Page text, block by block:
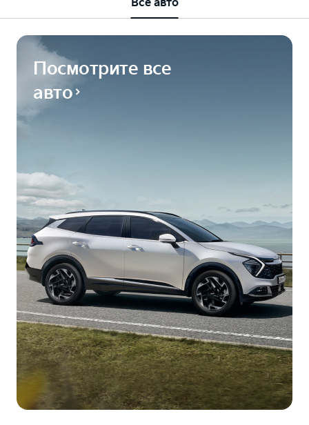
Все авто
Посмотрите все
авто